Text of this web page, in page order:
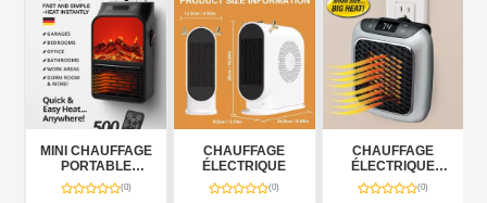
500W
CHAUFFAGE
ÉLECTRIQUE
CHAUFFAGE
ÉLECTRIQUE
MURAL COMPACT
MINI